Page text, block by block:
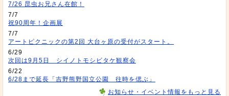
7/26 昆虫お兄さん在館！
7/7
祝90周年！企画展
7/7
アートピクニックの第2回 大台ヶ原の受付がスタート。
6/29
次回は9月5日 シイノトモシビタケ観察会
6/22
6/28まで延長「吉野熊野国立公園 往時を偲ぶ」
お知らせ・イベント情報をもっと見る